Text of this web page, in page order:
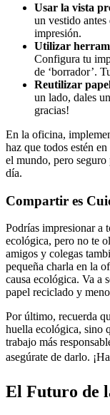
Usar la vista
un vestido
impresión.
Utilizar
Configura tu
de ‘borrador’.
Reutilizar
un lado, dales
gracias!
En la oficina,
haz que todos estén
el mundo, pero
día.
Compartir es
Podrías impresionar a
ecológica, pero no te
amigos y colegas
pequeña charla en la
causa ecológica. Va a
papel reciclado y
Por último, recuerda
huella ecológica, sino
trabajo más
asegúrate de darlo.
El Futuro de